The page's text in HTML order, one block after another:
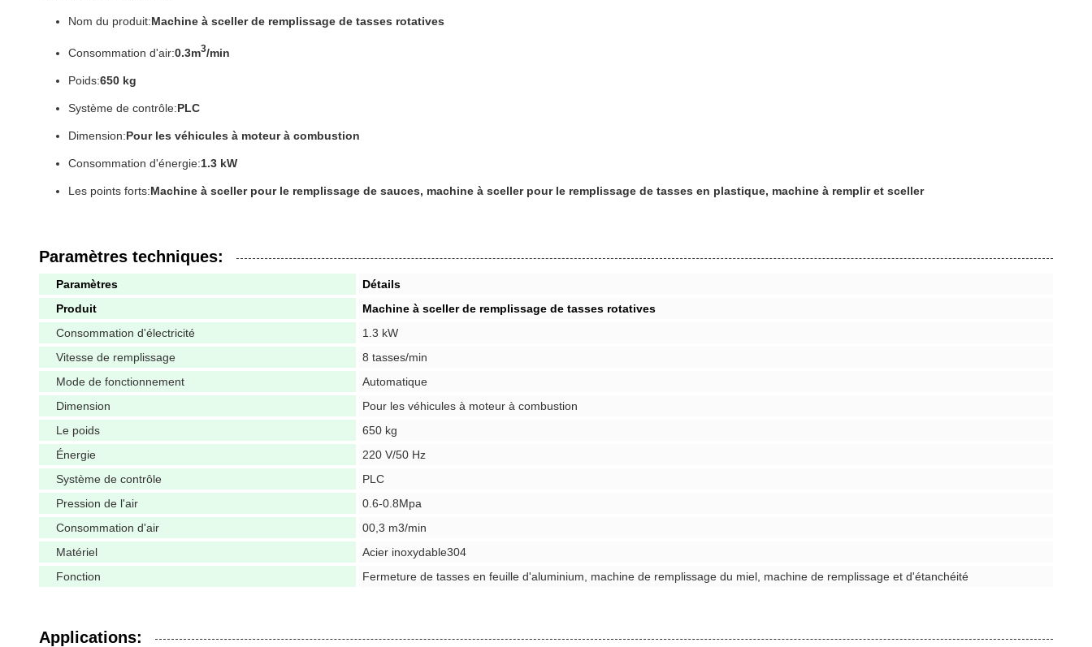
Nom du produit:Machine à sceller de remplissage de tasses rotatives
Consommation d'air:0.3m3/min
Poids:650 kg
Système de contrôle:PLC
Dimension:Pour les véhicules à moteur à combustion
Consommation d'énergie:1.3 kW
Les points forts:Machine à sceller pour le remplissage de sauces, machine à sceller pour le remplissage de tasses en plastique, machine à remplir et sceller
Paramètres techniques:
Paramètres
Détails
Produit
Machine à sceller de remplissage de tasses rotatives
Consommation d'électricité
1.3 kW
Vitesse de remplissage
8 tasses/min
Mode de fonctionnement
Automatique
Dimension
Pour les véhicules à moteur à combustion
Le poids
650 kg
Énergie
220 V/50 Hz
Système de contrôle
PLC
Pression de l'air
0.6-0.8Mpa
Consommation d'air
00,3 m3/min
Matériel
Acier inoxydable304
Fonction
Fermeture de tasses en feuille d'aluminium, machine de remplissage du miel, machine de remplissage et d'étanchéité
Applications: